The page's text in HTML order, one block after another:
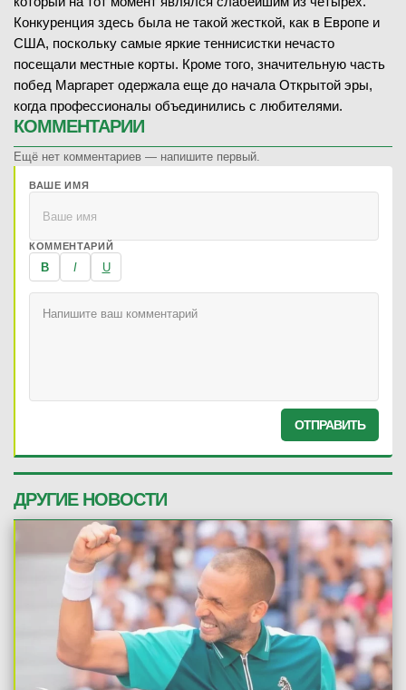
Конкуренция здесь была не такой жесткой, как в Европе и
США, поскольку самые яркие теннисистки нечасто
посещали местные корты. Кроме того, значительную часть
побед Маргарет одержала еще до начала Открытой эры,
когда профессионалы объединились с любителями.
КОММЕНТАРИИ
Ещё нет комментариев — напишите первый.
ВАШЕ ИМЯ
КОММЕНТАРИЙ
B I U
ОТПРАВИТЬ
ДРУГИЕ НОВОСТИ